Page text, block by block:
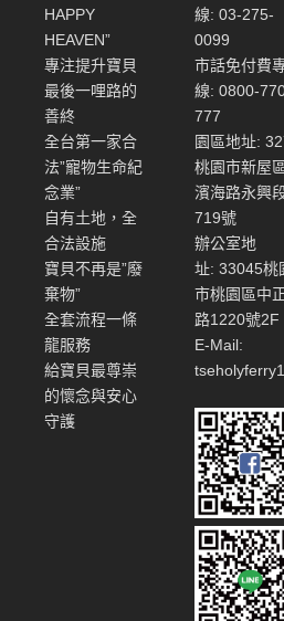
HAPPY
HEAVEN”
專注提升寶貝
最後一哩路的
善終
全台第一家合
法”寵物生命紀
念業”
自有土地，全
合法設施
寶貝不再是”廢
棄物”
全套流程一條
龍服務
給寶貝最尊崇
的懷念與安心
守護
線: 03-275-
0099
市話免付費
線: 0800-
777
園區地址:
桃園市新屋
濱海路永興
719號
辦公室地
址: 33045桃
市桃園區中
路1220號2F
E-Mail: